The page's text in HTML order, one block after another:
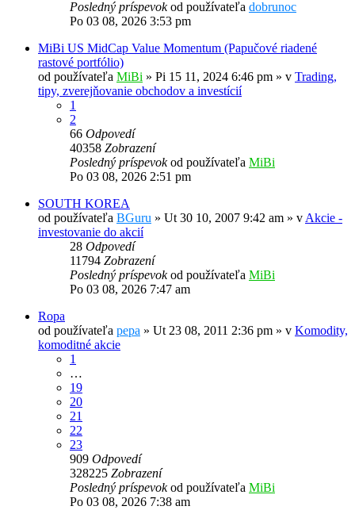
Posledný príspevokod používateľa dobrunoc
Po 03 08, 2026 3:53 pm
MiBi US MidCap Value Momentum (Papučové riadené
rastové portfólio)
od používateľa MiBi » Pi 15 11, 2024 6:46 pm » v Trading,
tipy, zverejňovanie obchodov a investícií
1
2
66 Odpovedí
40358 Zobrazení
Posledný príspevokod používateľa MiBi
Po 03 08, 2026 2:51 pm
SOUTH KOREA
od používateľa BGuru » Ut 30 10, 2007 9:42 am » vAkcie -
investovanie do akcií
28 Odpovedí
11794 Zobrazení
Posledný príspevokod používateľa MiBi
Po 03 08, 2026 7:47 am
Ropa
od používateľa pepa » Ut 23 08, 2011 2:36 pm » v Komodity,
komoditné akcie
1
…
19
20
21
22
23
909 Odpovedí
328225 Zobrazení
Posledný príspevokod používateľa MiBi
Po 03 08, 2026 7:38 am